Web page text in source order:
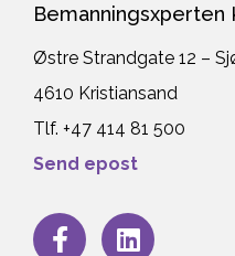
Bemanningsxperten
Østre Strandgate 12 –
4610 Kristiansand
Tlf. +47 414 81 500
Send epost